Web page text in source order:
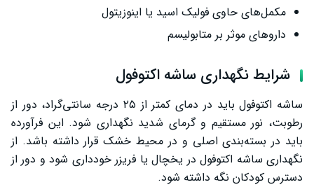
مکمل‌های حاوی فولیک اسید یا اینوزیتول
داروهای موثر بر متابولیسم
شرایط نگهداری ساشه اکتوفول
ساشه اکتوفول باید در دمای کمتر از ۲۵ درجه سانتی‌گراد، دور از
رطوبت، نور مستقیم و گرمای شدید نگهداری شود. این فرآورده
باید در بسته‌بندی اصلی و در محیط خشک قرار داشته باشد. از
نگهداری ساشه اکتوفول در یخچال یا فریزر خودداری شود و دور از
دسترس کودکان نگه داشته شود.